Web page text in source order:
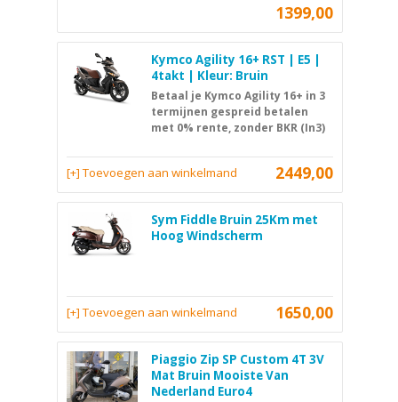
1399,00
Kymco Agility 16+ RST | E5 |
4takt | Kleur: Bruin
Betaal je Kymco Agility 16+ in 3
termijnen gespreid betalen
met 0% rente, zonder BKR (In3)
2449,00
[+] Toevoegen aan winkelmand
Sym Fiddle Bruin 25Km met
Hoog Windscherm
1650,00
[+] Toevoegen aan winkelmand
Piaggio Zip SP Custom 4T 3V
Mat Bruin Mooiste Van
Nederland Euro4